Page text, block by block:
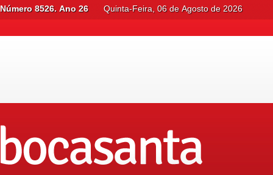
Número 8526. Ano 26 Quinta-Feira, 06 de Agosto de 2026